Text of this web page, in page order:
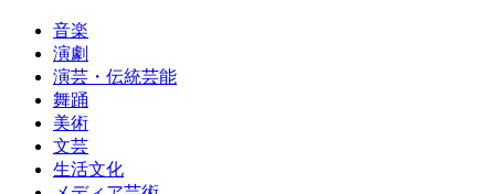
音楽
演劇
演芸・伝統芸能
舞踊
美術
文芸
生活文化